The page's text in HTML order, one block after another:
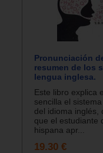
Pronunciación
resumen de los
lengua inglesa.
Este libro explica
sencilla el
del idioma inglés,
que el estudiante
hispana apr...
19.30 €